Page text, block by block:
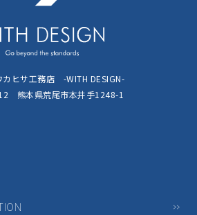
カヒサ工務店 -WITH DESIGN-
熊本県荒尾市本井手1248-1